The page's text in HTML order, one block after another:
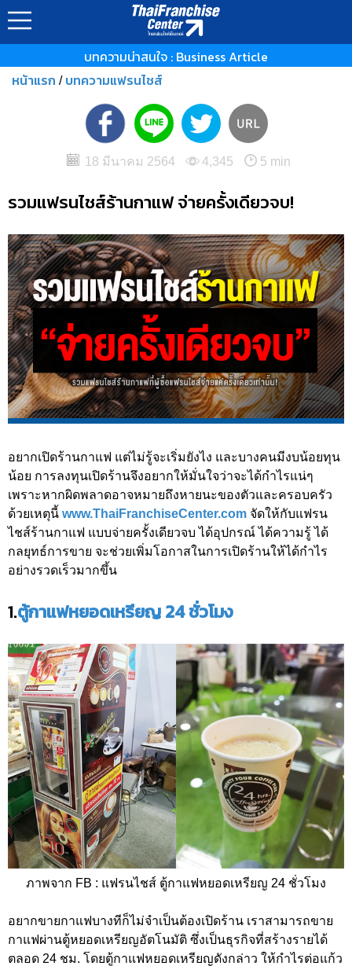
บทความน่าสนใจ : Business Article
หน้าแรก / บทความแฟรนไชส์
18 มีนาคม 2564 4,345 5 min
รวมแฟรนไชส์ร้านกาแฟ จ่ายครั้งเดียวจบ!
อยากเปิดร้านกาแฟ แต่ไม่รู้จะเริ่มยังไง และบางคนมีงบน้อยทุน
น้อย การลงทุนเปิดร้านจึงอยากให้มั่นใจว่าจะได้กำไรแน่ๆ
เพราะหากผิดพลาดอาจหมายถึงหายนะของตัวและครอบครัว
ด้วยเหตุนี้ www.ThaiFranchiseCenter.com จัดให้กับแฟรน
ไชส์ร้านกาแฟ แบบจ่ายครั้งเดียวจบ ได้อุปกรณ์ ได้ความรู้ ได้
กลยุทธ์การขาย จะช่วยเพิ่มโอกาสในการเปิดร้านให้ได้กำไร
อย่างรวดเร็วมากขึ้น
1.ตู้กาแฟหยอดเหรียญ 24 ชั่วโมง
ภาพจาก FB : แฟรนไชส์ ตู้กาแฟหยอดเหรียญ 24 ชั่วโมง
อยากขายกาแฟบางทีก็ไม่จำเป็นต้องเปิดร้าน เราสามารถขาย
กาแฟผ่านตู้หยอดเหรียญอัตโนมัติ ซึ่งเป็นธุรกิจที่สร้างรายได้
ตลอด 24 ชม. โดยตู้กาแฟหยอดเหรียญดังกล่าว ให้กำไรต่อแก้ว